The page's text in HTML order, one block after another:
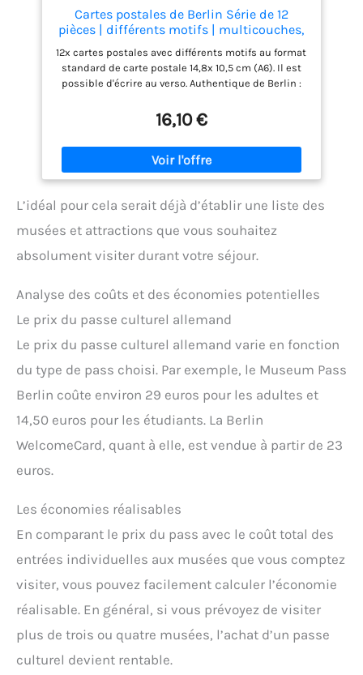
Cartes postales de Berlin Série de 12
pièces | différents motifs | multicouches,
conçues à Berlin | format standard A6
12x cartes postales avec différents motifs au format
standard de carte postale 14,8x 10,5 cm (A6). Il est
possible d'écrire au verso. Authentique de Berlin :
salutations à ceux qui sont restés à la maison ou
une invitation pour vos prochaines vacances dans
la capitale allemande. Nos cartes postales sont
enduites d'un revêtement doux au toucher et ont
un toucher particulièrement beau et noble. Tous les
Made in Germany : la totalité de la production a lieu
postales de notre marque United1871 partout dans
les magasins de souvenirs de Berlin.
16,10 €
L’idéal pour cela serait déjà d’établir une liste des
musées et attractions que vous souhaitez
absolument visiter durant votre séjour.
Analyse des coûts et des économies potentielles
Le prix du passe culturel allemand
Le prix du passe culturel allemand varie en fonction
du type de pass choisi. Par exemple, le Museum Pass
Berlin coûte environ 29 euros pour les adultes et
14,50 euros pour les étudiants. La Berlin
WelcomeCard, quant à elle, est vendue à partir de 23
euros.
Les économies réalisables
En comparant le prix du pass avec le coût total des
entrées individuelles aux musées que vous comptez
visiter, vous pouvez facilement calculer l’économie
réalisable. En général, si vous prévoyez de visiter
plus de trois ou quatre musées, l’achat d’un passe
culturel devient rentable.